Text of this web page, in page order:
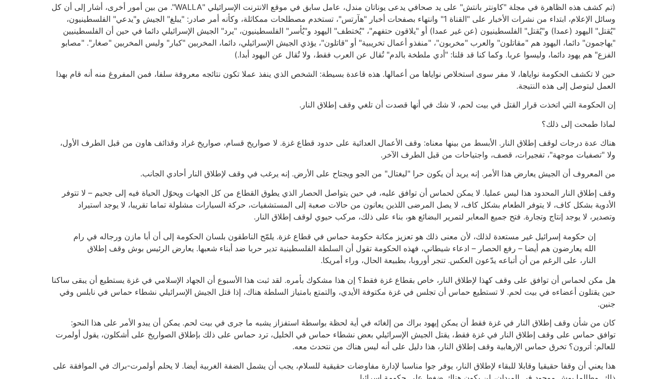
(تم كشف هذه الظاهرة في مجلة "كاونتر بانتش" على يد صحافي يدعى يوناتان مندل، عامل سابق في موقع الانترنت الإسرائيلي "WALLA". من بين أمور أخرى، أشار إلى أن كل
وسائل الإعلام، ابتداء من نشرات الأخبار على "القناة 1" وانتهاء بصفحات أخبار "هآرتس"، تستخدم مصطلحات ممكاثلة، وكأنه أمر صادر: "يبلغ" الجيش و"يدعي" الفلسطينيون،
"يُقتل" اليهود (عمدا) و"يُقتل" الفلسطينيون (عن غير عمدا) أو "يلاقون حتفهم"، "يُختطف" اليهود و"يُأسر" الفلسطينيون، "يرد" الجيش الإسرائيلي دائما في حين أن الفلسطينيين
"يهاجمون" دائما، اليهود هم "مقاتلون" والعرب "مخربون"، "منفذو أعمال تخريبية" أو "قاتلون"، يؤذي الجيش الإسرائيلي، دائما، المخربين "كبار" وليس المخربين "صغار". "مصابو
الفزع" هم يهود دائما، وليسوا عربا. وكما كنا قد قلنا: "أدي ملطخة بالدم" تُقال عن العرب فقط، ولا تُقال عن اليهود أبدا.)
حين لا تكشف الحكومة نواياها، لا مفر سوى استخلاص نواياها من أعمالها. هذه قاعدة بسيطة: الشخص الذي ينفذ عملا تكون نتائجه معروفة سلفا، فمن المفروغ منه أنه قام بهذا
العمل ليتوصل إلى هذه النتيجة.
إن الحكومة التي اتخذت قرار القتل في بيت لحم، لا شك في أنها قصدت أن تلغي وقف إطلاق النار.
لماذا طمحت إلى ذلك؟
هناك عدة درجات لوقف إطلاق النار. الأبسط من بينها معناه: وقف الأعمال العدائية على حدود قطاع غزة. لا صواريخ قسام، صواريخ غراد وقذائف هاون من قبل الطرف الأول،
ولا "تصفيات موجهة"، تفجيرات، قصف، واجتياحات من قبل الطرف الآخر.
من المعروف أن الجيش يعارض هذا الأمر. إنه يريد أن يكون حرا "ليغتال" من الجو ويجتاح على الأرض. إنه يرغب في وقف لإطلاق النار أحادي الجانب.
وقف إطلاق النار المحدود هذا ليس عمليا. لا يمكن لحماس أن توافق عليه، في حين يتواصل الحصار الذي يطوق القطاع من كل الجهات ويحوّل الحياة فيه إلى جحيم – لا تتوفر
الأدوية بشكل كاف، لا يتوفر الطعام بشكل كاف، لا يصل المرضى اللذين يعانون من حالات صعبة إلى المستشفيات، حركة السيارات مشلولة تماما تقريبا، لا يوجد استيراد
وتصدير، لا يوجد إنتاج وتجارة. فتح جميع المعابر لتمرير البضائع هو، بناء على ذلك، مركب حيوي لوقف إطلاق النار.
إن حكومة إسرائيل غير مستعدة لذلك، لأن معنى ذلك هو تعزيز مكانة حكومة حماس في قطاع غزة. يلمّح الناطقون بلسان الحكومة إلى أن أبا مازن ورجاله في رام
الله يعارضون هم أيضا – رفع الحصار – ادعاء شيطاني، فهذه الحكومة تقول أن السلطة الفلسطينية تدير حربا ضد أبناء شعبها. يعارض الرئيس بوش وقف إطلاق
النار، على الرغم من أن أتباعه يدّعون العكس. تنجر أوروبا، بطبيعة الحال، وراء أمريكا.
هل مكن لحماس أن توافق على وقف كهذا لإطلاق النار، خاص بقطاع غزة فقط؟ إن هذا مشكوك بأمره. لقد ثبت هذا الأسبوع أن الجهاد الإسلامي في غزة يستطيع أن يبقى ساكنا
حين يقتلون أعضاءه في بيت لحم. لا تستطيع حماس أن تجلس في غزة مكتوفة الأيدي، والتمتع بامتياز السلطة هناك، إذا قتل الجيش الإسرائيلي نشطاء حماس في نابلس وفي
جنين.
كان من شأن وقف إطلاق النار في غزة فقط أن يمكن إيهود براك من إلغائه في أية لحظة بواسطة استفزاز يشبه ما جرى في بيت لحم. يمكن أن يبدو الأمر على هذا النحو:
توافق حماس على وقف إطلاق النار في غزة فقط، يقتل الجيش الإسرائيلي بعض نشطاء حماس في الخليل، ترد حماس على ذلك بإطلاق الصواريخ على أشكلون، يقول أولمرت
للعالم: أترون؟ تخرق حماس الإرهابية وقف إطلاق النار، هذا دليل على أنه ليس هناك من نتحدث معه.
هذا يعني أن وقفا حقيقيا وقابلا للبقاء لإطلاق النار، يوفر جوا مناسبا لإدارة مفاوضات حقيقية للسلام، يجب أن يشمل الضفة الغربية أيضا. لا يحلم أولمرت-براك في الموافقة على